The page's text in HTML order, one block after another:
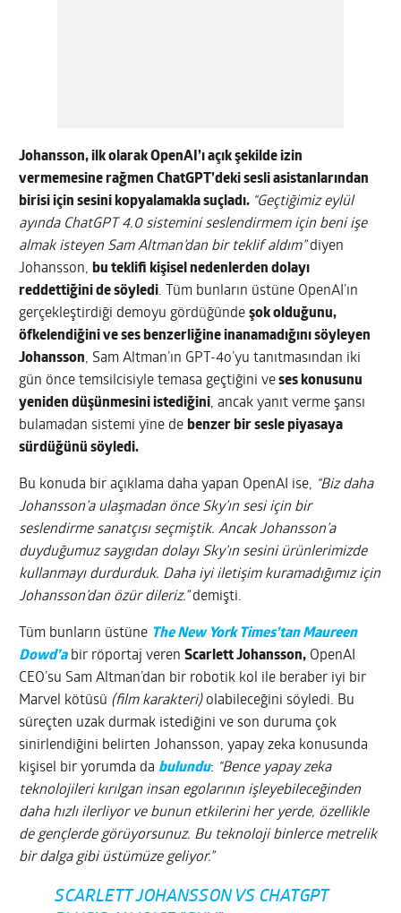
Johansson, ilk olarak OpenAI’ı açık şekilde izin
vermemesine rağmen ChatGPT’deki sesli asistanlarından
birisi için sesini kopyalamakla suçladı. “Geçtiğimiz eylül
ayında ChatGPT 4.0 sistemini seslendirmem için beni işe
almak isteyen Sam Altman’dan bir teklif aldım”diyen
Johansson, bu teklifi kişisel nedenlerden dolayı
reddettiğini de söyledi. Tüm bunların üstüne OpenAI’ın
gerçekleştirdiği demoyu gördüğündeşok olduğunu,
öfkelendiğini ve ses benzerliğine inanamadığını söyleyen
Johansson, Sam Altman’ın GPT-4o’yu tanıtmasından iki
gün önce temsilcisiyle temasa geçtiğini veses konusunu
yeniden düşünmesini istediğini, ancak yanıt verme şansı
bulamadan sistemi yine de benzer bir sesle piyasaya
sürdüğünü söyledi.
Bu konuda bir açıklama daha yapan OpenAI ise, “Biz daha
Johansson’a ulaşmadan önce Sky’ın sesi için bir
seslendirme sanatçısı seçmiştik. Ancak Johansson’a
duyduğumuz saygıdan dolayı Sky’ın sesini ürünlerimizde
kullanmayı durdurduk. Daha iyi iletişim kuramadığımız için
Johansson’dan özür dileriz.”demişti.
Tüm bunların üstüne The New York Times’tan Maureen
Dowd’abir röportaj verenScarlett Johansson, OpenAI
CEO’su Sam Altman’dan bir robotik kol ile beraber iyi bir
Marvel kötüsü (film karakteri)olabileceğini söyledi. Bu
süreçten uzak durmak istediğini ve son duruma çok
sinirlendiğini belirten Johansson, yapay zeka konusunda
kişisel bir yorumda da bulundu: “Bence yapay zeka
teknolojileri kırılgan insan egolarının işleyebileceğinden
daha hızlı ilerliyor ve bunun etkilerini her yerde, özellikle
de gençlerde görüyorsunuz. Bu teknoloji binlerce metrelik
bir dalga gibi üstümüze geliyor.”
SCARLETT JOHANSSON VS CHATGPT